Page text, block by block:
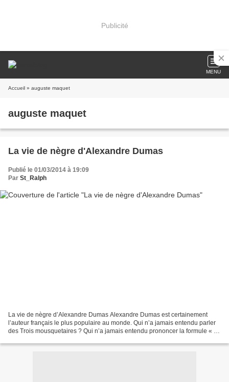
Publicité
MENU
Accueil » auguste maquet
auguste maquet
La vie de nègre d'Alexandre Dumas
Publié le 01/03/2014 à 19:09
Par St_Ralph
La vie de nègre d’Alexandre Dumas Alexandre Dumas est certainement
l’auteur français le plus populaire au monde. Qui n’a jamais entendu parler
des Trois mousquetaires ? Qui n’a jamais entendu prononcer la formule « un